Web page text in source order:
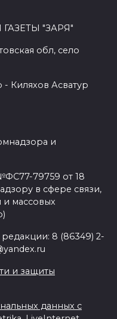
"ЗАРЯ"
обл, село
Киляхов Асватур
и
79759 от 18
в сфере связи,
массовых
8 (86349) 2-
и защиты
данных с